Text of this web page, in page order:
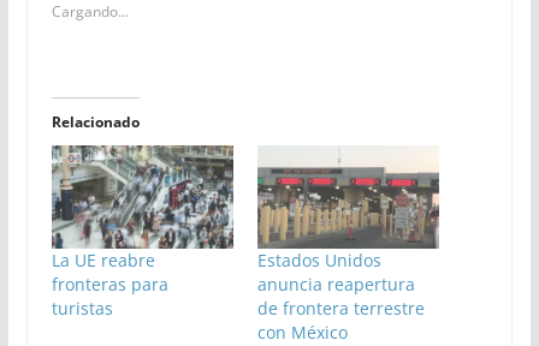
Cargando...
Relacionado
La UE reabre
fronteras para
turistas
Estados Unidos
anuncia reapertura
de frontera terrestre
con México